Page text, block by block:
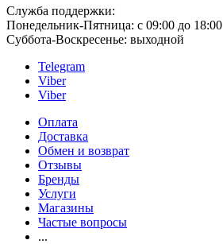
Служба поддержки:
Понедельник-Пятница: с 09:00 до 18:00
Суббота-Воскресенье: выходной
Telegram
Viber
Viber
Оплата
Доставка
Обмен и возврат
Отзывы
Бренды
Услуги
Магазины
Частые вопросы
...